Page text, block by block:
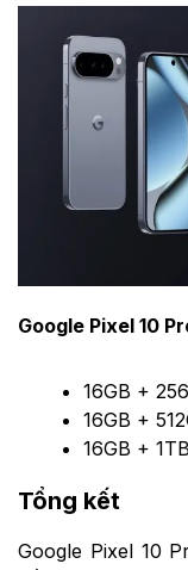
Google Pixel 10
16GB +
16GB +
16GB +
Tổng kết
Google Pixel 10